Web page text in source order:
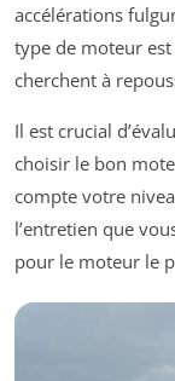
accélérations
type de moteur
cherchent à
Il est crucial
choisir le bon
compte votre
l’entretien que
pour le moteur le